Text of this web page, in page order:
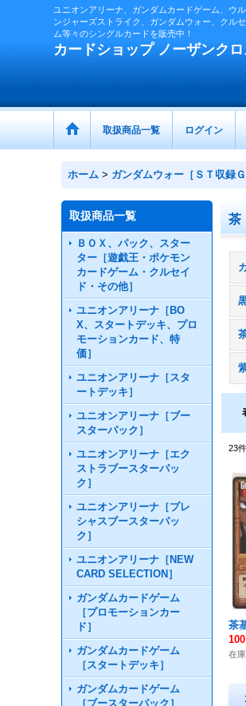
ユニオンアリーナ、ガンダムカードゲーム、ウ
ンジャーズストライク、ガンダムウォー、クル
ム等々のシングルカードを販売中！
カードショップ ノーザンクロ
取扱商品一覧 ログイン
ホーム > ガンダムウォー［ＳＴ収録
取扱商品一覧
ＢＯＸ、パック、スター
ター［遊戯王・ポケモン
カードゲーム・クルセイ
ド・その他］
ユニオンアリーナ［BO
X、スタートデッキ、プロ
モーションカード、特
価］
ユニオンアリーナ［スタ
ートデッキ］
ユニオンアリーナ［ブー
スターパック］
ユニオンアリーナ［エク
ストラブースターパッ
ク］
ユニオンアリーナ［プレ
シャスブースターパッ
ク］
ユニオンアリーナ［NEW
CARD SELECTION］
ガンダムカードゲーム
［プロモーションカー
ド］
ガンダムカードゲーム
［スタートデッキ］
ガンダムカードゲーム
［ブースターパック］
茶
23件
茶
在